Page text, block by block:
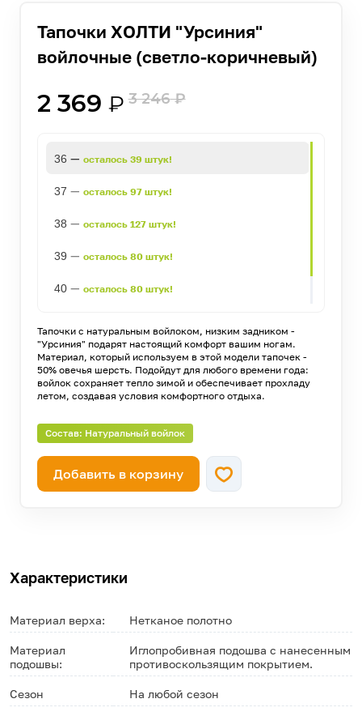
Тапочки ХОЛТИ "Урсиния"
войлочные (светло-коричневый)
2 369 ₽ 3 246₽
36 — осталось 39 штук!
37 — осталось 97 штук!
38 — осталось 127 штук!
39 — осталось 80 штук!
40— осталось 80 штук!
Тапочки с натуральным войлоком, низким задником -
"Урсиния" подарят настоящий комфорт вашим ногам.
Материал, который используем в этой модели тапочек -
50% овечья шерсть. Подойдут для любого времени года:
войлок сохраняет тепло зимой и обеспечивает прохладу
летом, создавая условия комфортного отдыха.
Состав: Натуральный войлок
Добавить в корзину
Характеристики
Материал верха: Нетканое полотно
Материал
подошвы:
Иглопробивная подошва с нанесенным
противоскользящим покрытием.
Сезон На любой сезон